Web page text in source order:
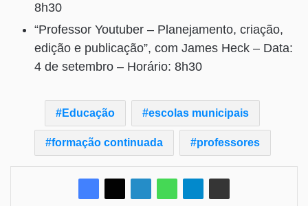
8h30
“Professor Youtuber – Planejamento, criação,
edição e publicação”, com James Heck – Data:
4 de setembro – Horário: 8h30
Educação escolas municipais
formação continuada professores